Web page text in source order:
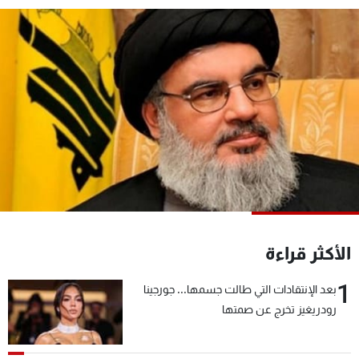
الأكثر قراءة
1بعد الإنتقادات التي طالت جسمها... جورجينا
رودريغيز تخرج عن صمتها
كأس العالم
البرامج
جدول البرامج
شاهد البرامج
الترددات
عن MTV
لاعلاناتكم
وظائف